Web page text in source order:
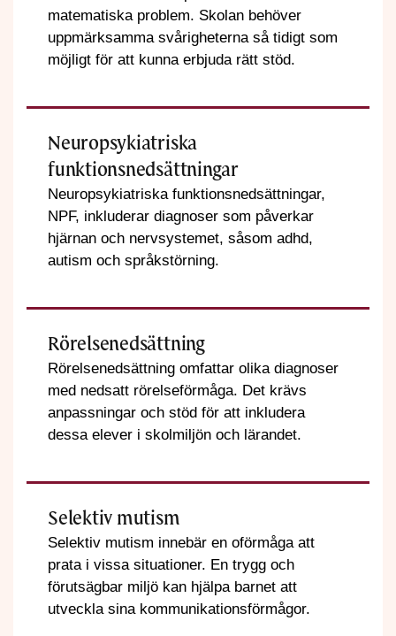
matematiska problem. Skolan behöver
uppmärksamma svårigheterna så tidigt som
möjligt för att kunna erbjuda rätt stöd.
Neuropsykiatriska
funktionsnedsättningar
Neuropsykiatriska funktionsnedsättningar,
NPF, inkluderar diagnoser som påverkar
hjärnan och nervsystemet, såsom adhd,
autism och språkstörning.
Rörelsenedsättning
Rörelsenedsättning omfattar olika diagnoser
med nedsatt rörelseförmåga. Det krävs
anpassningar och stöd för att inkludera
dessa elever i skolmiljön och lärandet.
Selektiv mutism
Selektiv mutism innebär en oförmåga att
prata i vissa situationer. En trygg och
förutsägbar miljö kan hjälpa barnet att
utveckla sina kommunikationsförmågor.